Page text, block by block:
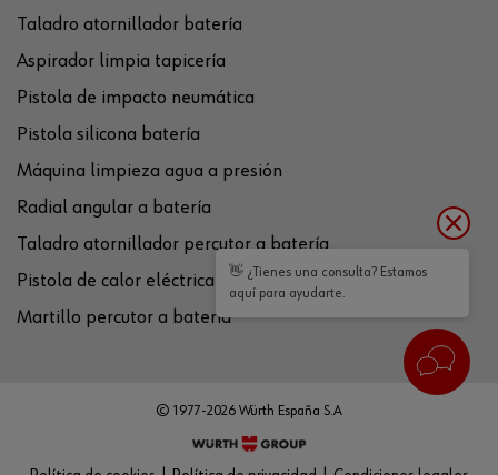
Taladro atornillador batería
Aspirador limpia tapicería
Pistola de impacto neumática
Pistola silicona batería
Máquina limpieza agua a presión
Radial angular a batería
Taladro atornillador percutor a batería
Pistola de calor eléctrica
Martillo percutor a batería
© 1977-2026 Würth España S.A
👋 ¿Tienes una consulta? Estamos
aquí para ayudarte.